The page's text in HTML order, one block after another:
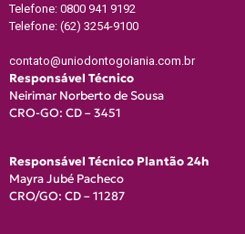
Telefone: 0800 941 9192
Telefone: (62) 3254-9100
contato@uniodontogoiania.com.br
Responsável Técnico
Neirimar Norberto de Sousa
CRO-GO: CD – 3451
Responsável Técnico Plantão 24h
Mayra Jubé Pacheco
CRO/GO: CD – 11287